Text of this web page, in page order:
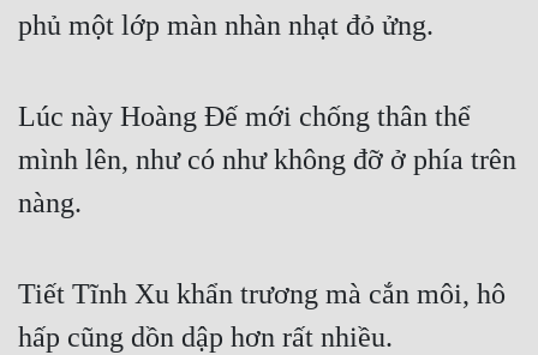
phủ một lớp màn nhàn nhạt đỏ ửng.
Lúc này Hoàng Đế mới chống thân thể
mình lên, như có như không đỡ ở phía trên
nàng.
Tiết Tĩnh Xu khẩn trương mà cắn môi, hô
hấp cũng dồn dập hơn rất nhiều.